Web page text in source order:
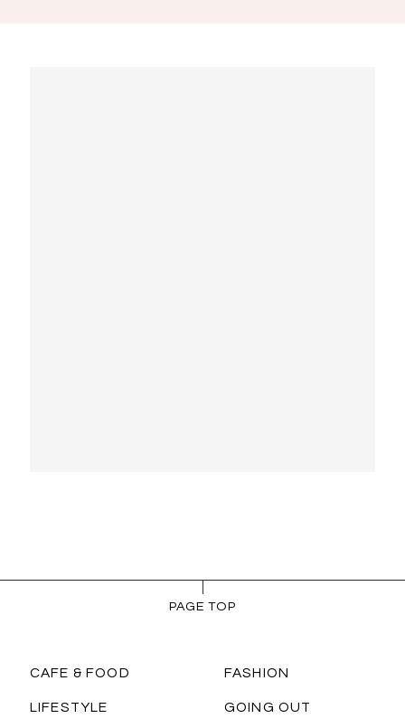
PAGE TOP
CAFE & FOOD FASHION
LIFESTYLE GOING OUT